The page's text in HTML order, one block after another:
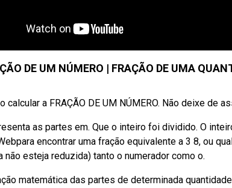
DE UM NÚMERO | FRAÇÃO DE UMA
a FRAÇÃO DE UM NÚMERO. Não deixe de
as partes em. Que o inteiro foi dividido. O
encontrar uma fração equivalente a 3 8, ou
não esteja reduzida) tanto o numerador como o.
matemática das partes de determinada